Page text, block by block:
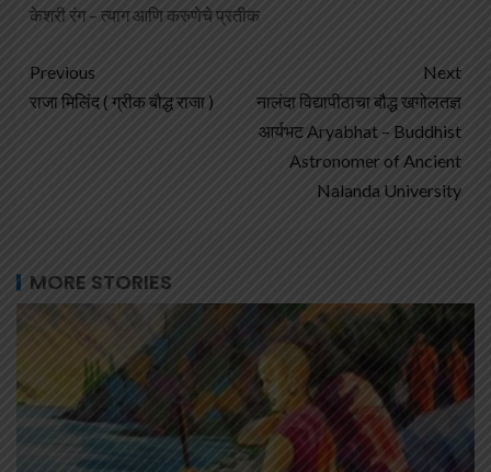
केशरी रंग – त्याग आणि करुणेचे प्रतीक
Previous
राजा मिलिंद ( ग्रीक बौद्ध राजा )
Next
नालंदा विद्यापीठाचा बौद्ध खगोलतज्ञ
आर्यभट Aryabhat – Buddhist
Astronomer of Ancient
Nalanda University
MORE STORIES